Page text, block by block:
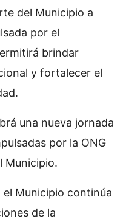
del Municipio a
por el
brindar
y fortalecer el
una nueva jornada
por la ONG
Municipio.
Municipio continúa
de la